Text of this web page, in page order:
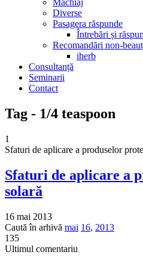
Machiaj
Diverse
Pasagera răspunde
Întrebări și
Recomandări non-
iherb
Consultanță
Seminarii
Contact
Tag - 1/4 teaspoon
1
Sfaturi de aplicare a produselor
Sfaturi de aplicare a
solară
16 mai 2013
Caută în arhivă mai 16, 2013
135
Ultimul comentariu